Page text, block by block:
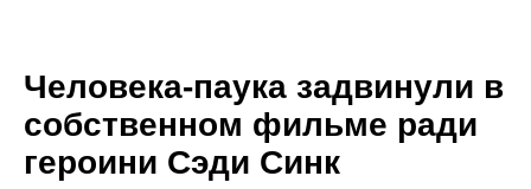
Человека-паука задвинули в
собственном фильме ради
героини Сэди Синк